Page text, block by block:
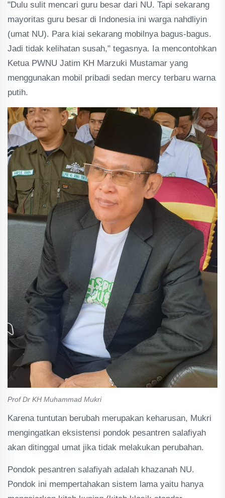
"Dulu sulit mencari guru besar dari NU. Tapi sekarang
mayoritas guru besar di Indonesia ini warga nahdliyin
(umat NU). Para kiai sekarang mobilnya bagus-bagus.
Jadi tidak kelihatan susah," tegasnya. Ia mencontohkan
Ketua PWNU Jatim KH Marzuki Mustamar yang
menggunakan mobil pribadi sedan mercy terbaru warna
putih.
Prof Dr KH Muhammad Mukri
Karena tuntutan berubah merupakan keharusan, Mukri
mengingatkan eksistensi pondok pesantren salafiyah
akan ditinggal umat jika tidak melakukan perubahan.
Pondok pesantren salafiyah adalah khazanah NU.
Pondok ini mempertahakan sistem lama yaitu hanya